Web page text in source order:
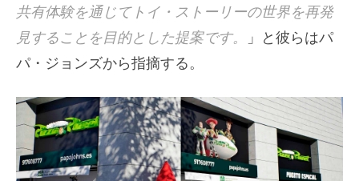
共有体験を通じてトイ・ストーリーの世界を再発
見することを目的とした提案です。
」と彼らはパ
パ・ジョンズから指摘する。